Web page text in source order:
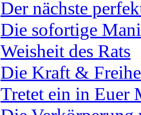
Der nächste
Die sofortige
Weisheit des Rats
Die Kraft &
Tretet ein in Euer